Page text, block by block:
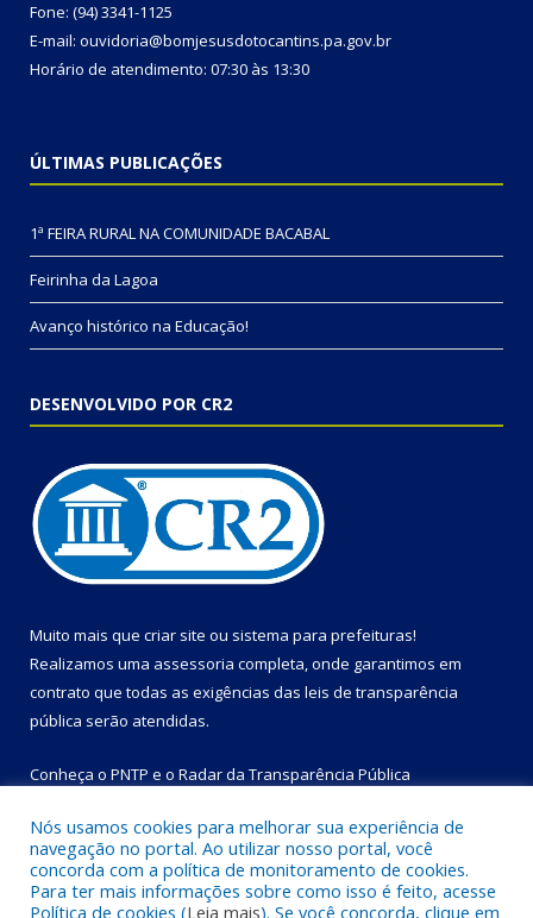
Fone: (94) 3341-1125
E-mail: ouvidoria@bomjesusdotocantins.pa.gov.br
Horário de atendimento: 07:30 às 13:30
ÚLTIMAS PUBLICAÇÕES
1ª FEIRA RURAL NA COMUNIDADE BACABAL
Feirinha da Lagoa
Avanço histórico na Educação!
DESENVOLVIDO POR CR2
Muito mais que criar site ou sistema para prefeituras!
Realizamos uma assessoria completa, onde garantimos em
contrato que todas as exigências das leis de transparência
pública serão atendidas.
Conheça o PNTP e o Radar da Transparência Pública
Todos os direitos reservados a Prefeitura Municipal de Bom
Nós usamos cookies para melhorar sua experiência de
navegação no portal. Ao utilizar nosso portal, você
concorda com a política de monitoramento de cookies.
Para ter mais informações sobre como isso é feito, acesse
Política de cookies (Leia mais). Se você concorda, clique em